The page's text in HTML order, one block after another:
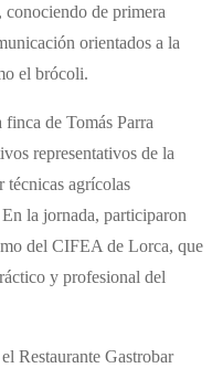
conociendo de primera
orientados a la
el brócoli.
de Tomás Parra
representativos de la
agrícolas
la jornada, participaron
del CIFEA de Lorca, que
y profesional del
Restaurante Gastrobar